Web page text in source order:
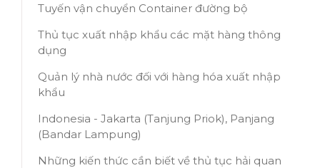
Tuyến vận chuyển Container đường bộ
Thủ tục xuất nhập khẩu các mặt hàng thông
dụng
Quản lý nhà nước đối với hàng hóa xuất nhập
khẩu
Indonesia - Jakarta (Tanjung Priok), Panjang
(Bandar Lampung)
Những kiến thức cần biết về thủ tục hải quan